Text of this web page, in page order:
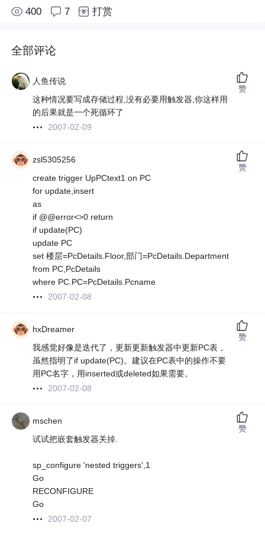
400 7 打赏
全部评论
人鱼传说
这种情况要写成存储过程,没有必要用触发器,你这样用
的后果就是一个死循环了
2007-02-09
赞
zsl5305256
create trigger UpPCtext1 on PC
for update,insert
as
if @@error<>0 return
if update(PC)
update PC
set 楼层=PcDetails.Floor,部门=PcDetails.Department
from PC,PcDetails
where PC.PC=PcDetails.Pcname
2007-02-08
赞
hxDreamer
我感觉好像是迭代了，更新更新触发器中更新PC表，
虽然指明了if update(PC)。建议在PC表中的操作不要
用PC名字，用inserted或deleted如果需要。
2007-02-08
赞
mschen
试试把嵌套触发器关掉.
sp_configure 'nested triggers',1
Go
RECONFIGURE
Go
2007-02-07
赞